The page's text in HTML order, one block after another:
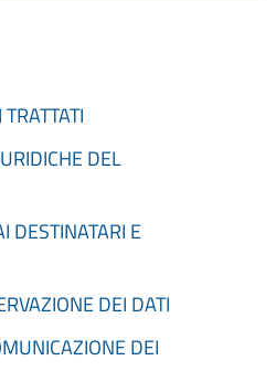
DEL
DESTINATARI E
DEI DATI
DEI